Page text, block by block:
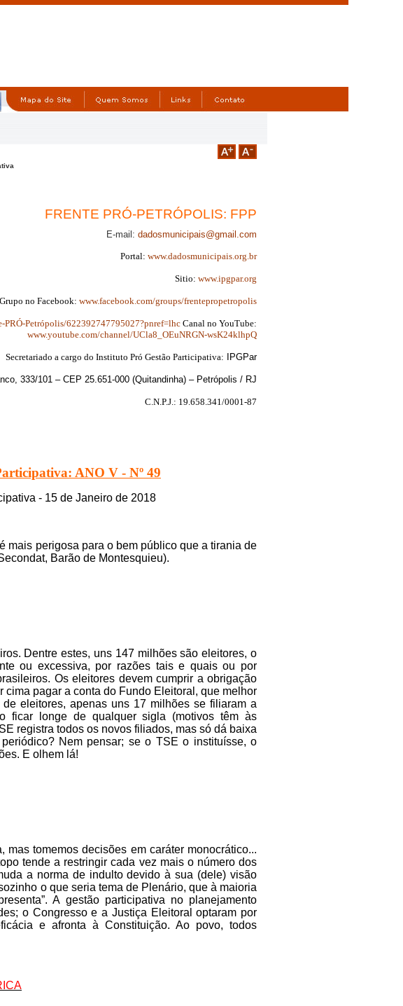
FRENTE PRÓ-PETRÓPOLIS: FPP
E-mail: dadosmunicipais@gmail.com
Portal: www.dadosmunicipais.org.br
Sitio: www.ipgpar.org
Grupo no Facebook: www.facebook.com/groups/frentepropetropolis
PRÓ-Petrópolis/622392747795027?pnref=lhc Canal no YouTube:
www.youtube.com/channel/UCla8_OEuNRGN-wsK24klhpQ
Secretariado a cargo do Instituto Pró Gestão Participativa: IPGPar
333/101 – CEP 25.651-000 (Quitandinha) – Petrópolis / RJ
C.N.P.J.: 19.658.341/0001-87
ANO V - Nº 49
- 15 de Janeiro de 2018
mais perigosa para o bem público que a tirania de
Barão de Montesquieu).
Dentre estes, uns 147 milhões são eleitores, o
ou excessiva, por razões tais e quais ou por
Os eleitores devem cumprir a obrigação
pagar a conta do Fundo Eleitoral, que melhor
eleitores, apenas uns 17 milhões se filiaram a
ficar longe de qualquer sigla (motivos têm às
registra todos os novos filiados, mas só dá baixa
Nem pensar; se o TSE o instituísse, o
E olhem lá!
tomemos decisões em caráter monocrático...
tende a restringir cada vez mais o número dos
a norma de indulto devido à sua (dele) visão
o que seria tema de Plenário, que à maioria
A gestão participativa no planejamento
o Congresso e a Justiça Eleitoral optaram por
e afronta à Constituição. Ao povo, todos